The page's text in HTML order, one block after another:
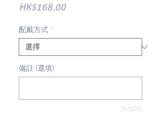
HK$168.00價
配戴方式 *
備註 (選填)
0/500